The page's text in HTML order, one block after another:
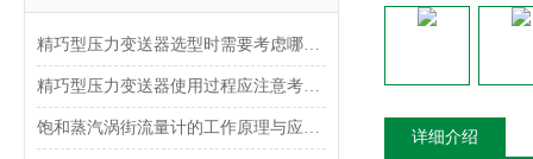
精巧型压力变送器选型时需要考虑哪些因素？
精巧型压力变送器使用过程应注意考虑什么？
饱和蒸汽涡街流量计的工作原理与应用分析
详细介绍